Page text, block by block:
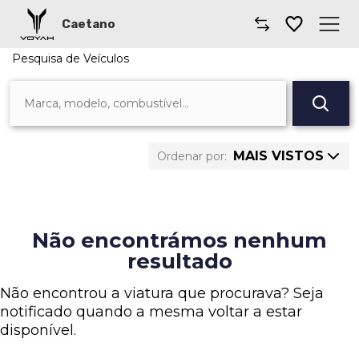
Caetano
Comprar Voyah
Carros Voyah
Onde estamos
Pesquisa de Veículos
0 veículos encontrados
Guardar Pesquisa
Ordenar por: MAIS VISTOS
baixo
Km: Mais baixo
Não encontrámos nenhum
resultado
Não encontrou a viatura que procurava? Seja
notificado quando a mesma voltar a estar
disponível.